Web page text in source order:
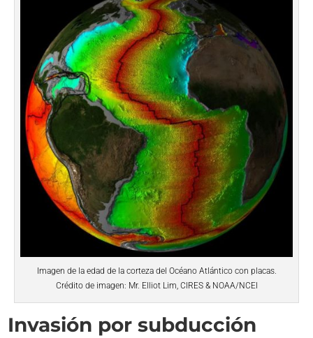
Imagen de la edad de la corteza del Océano Atlántico con placas.
Crédito de imagen: Mr. Elliot Lim, CIRES & NOAA/NCEI
Invasión por subducción